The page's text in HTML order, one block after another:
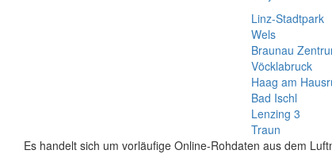
Linz-Stadtpark
Wels
Braunau
Vöcklabruck
Haag am
Bad Ischl
Lenzing 3
Traun
Es handelt sich um vorläufige Online-Rohdaten aus dem